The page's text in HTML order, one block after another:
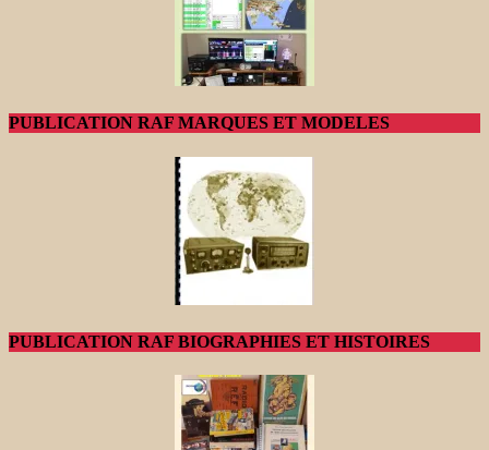
PUBLICATION RAF MARQUES ET MODELES
PUBLICATION RAF BIOGRAPHIES ET HISTOIRES